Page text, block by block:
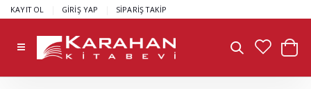
KAYIT OL GİRİŞ YAP SİPARİŞ TAKİP